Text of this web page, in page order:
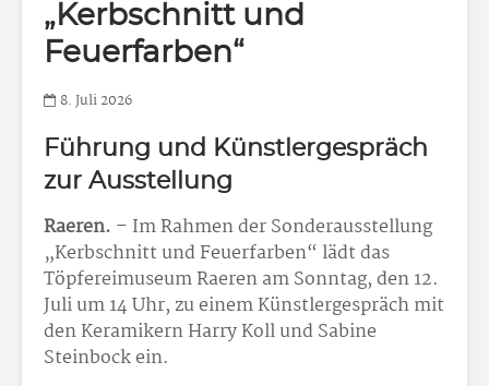
„Kerbschnitt und
Feuerfarben“
8. Juli 2026
Führung und Künstlergespräch
zur Ausstellung
Raeren. – Im Rahmen der Sonderausstellung
„Kerbschnitt und Feuerfarben“ lädt das
Töpfereimuseum Raeren am Sonntag, den 12.
Juli um 14 Uhr, zu einem Künstlergespräch mit
den Keramikern Harry Koll und Sabine
Steinbock ein.